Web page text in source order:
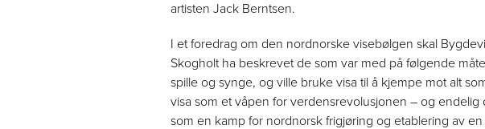
artisten Jack Berntsen.
I et foredrag om den nordnorske visebølgen skal
Skogholt ha beskrevet de som var med på følgende
spille og synge, og ville bruke visa til å kjempe mot alt
visa som et våpen for verdensrevolusjonen – og endelig
som en kamp for nordnorsk frigjøring og etablering av en